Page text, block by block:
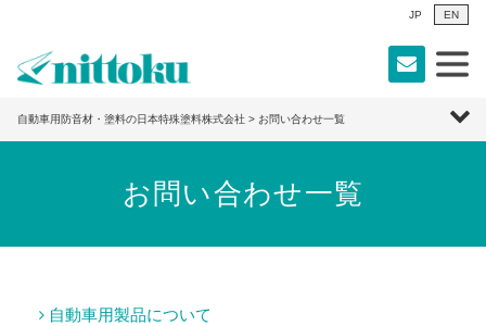
JP EN
自動車用防音材・塗料の日本特殊塗料株式会社 > お問い合わせ一覧
お問い合わせ一覧
自動車用製品について